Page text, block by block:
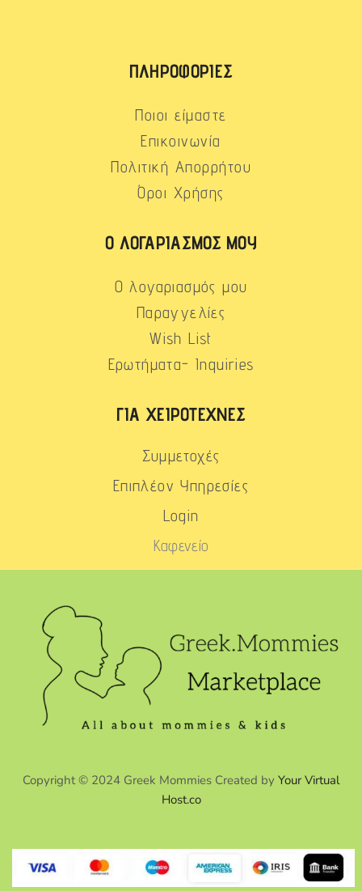
ΠΛΗΡΟΦΟΡΊΕΣ
Ποιοι είμαστε
Επικοινωνία
Πολιτική Απορρήτου
Όροι Χρήσης
Ο ΛΟΓΑΡΙΑΣΜΌΣ ΜΟΥ
Ο λογαριασμός μου
Παραγγελίες
Wish List
Ερωτήματα- Inquiries
ΓΙΑ ΧΕΙΡΟΤΈΧΝΕΣ
Συμμετοχές
Επιπλέον Υπηρεσίες
Login
Καφενείο
Copyright © 2024 Greek Mommies Created by Your Virtual
Host.co